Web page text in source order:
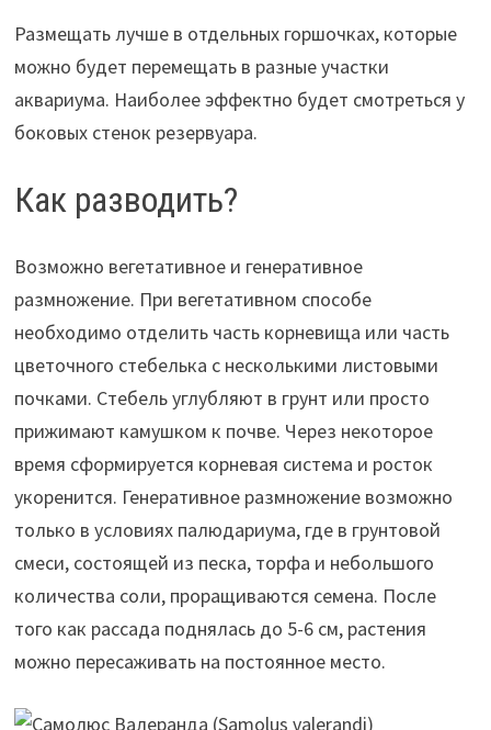
Размещать лучше в отдельных горшочках, которые
можно будет перемещать в разные участки
аквариума. Наиболее эффектно будет смотреться у
боковых стенок резервуара.
Как разводить?
Возможно вегетативное и генеративное
размножение. При вегетативном способе
необходимо отделить часть корневища или часть
цветочного стебелька с несколькими листовыми
почками. Стебель углубляют в грунт или просто
прижимают камушком к почве. Через некоторое
время сформируется корневая система и росток
укоренится. Генеративное размножение возможно
только в условиях палюдариума, где в грунтовой
смеси, состоящей из песка, торфа и небольшого
количества соли, проращиваются семена. После
того как рассада поднялась до 5-6 см, растения
можно пересаживать на постоянное место.